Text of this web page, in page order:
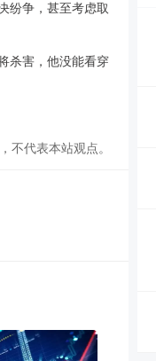
纷争，甚至考虑取
杀害，他没能看穿
不代表本站观点。